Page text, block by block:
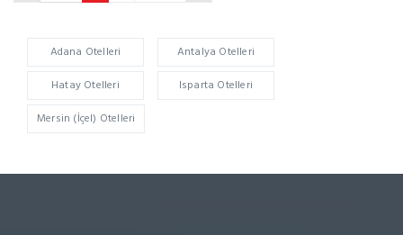
Adana Otelleri
Antalya Otelleri
Hatay Otelleri
Isparta Otelleri
Mersin (İçel) Otelleri